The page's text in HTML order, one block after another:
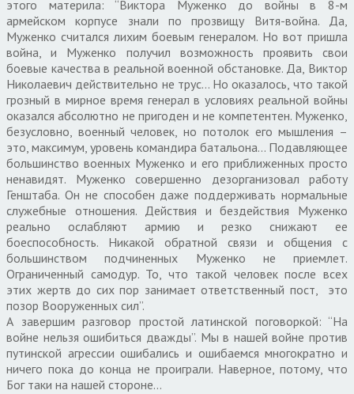
этого материла: “Виктора Муженко до войны в 8-м
армейском корпусе знали по прозвищу Витя-война. Да,
Муженко считался лихим боевым генералом. Но вот пришла
война, и Муженко получил возможность проявить свои
боевые качества в реальной военной обстановке. Да, Виктор
Николаевич действительно не трус… Но оказалось, что такой
грозный в мирное время генерал в условиях реальной войны
оказался абсолютно не пригоден и не компетентен. Муженко,
безусловно, военный человек, но потолок его мышления –
это, максимум, уровень командира батальона… Подавляющее
большинство военных Муженко и его приближенных просто
ненавидят. Муженко совершенно дезорганизовал работу
Генштаба. Он не способен даже поддерживать нормальные
служебные отношения. Действия и бездействия Муженко
реально ослабляют армию и резко снижают ее
боеспособность. Никакой обратной связи и общения с
большинством подчиненных Муженко не приемлет.
Ограниченный самодур. То, что такой человек после всех
этих жертв до сих пор занимает ответственный пост, это
позор Вооруженных сил”.
А завершим разговор простой латинской поговоркой: “На
войне нельзя ошибиться дважды”. Мы в нашей войне против
путинской агрессии ошибались и ошибаемся многократно и
ничего пока до конца не проиграли. Наверное, потому, что
Бог таки на нашей стороне…